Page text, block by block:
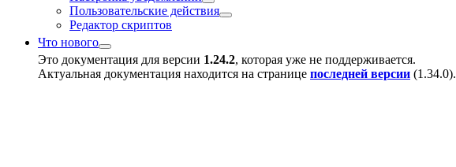
Пользовательские действия
Редактор скриптов
Что нового
Это документация для версии 1.24.2, которая уже не поддерживается.
Актуальная документация находится на странице последней версии (1.34.0).